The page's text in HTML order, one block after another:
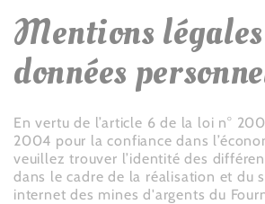
Mentions
données
En vertu de l’article 6 de la loi n°
2004 pour la confiance dans
veuillez trouver l’identité des
dans le cadre de la réalisation et du
internet des mines d'argents du